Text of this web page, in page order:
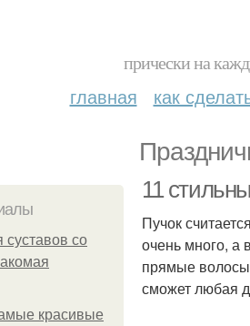
прически на
главная как
со
красивые
11
Пучок
очень много, а
прямые
сможет любая